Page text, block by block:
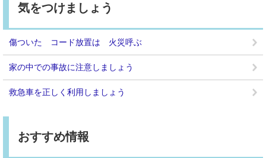
気をつけましょう
傷ついた コード放置は 火災呼ぶ
家の中での事故に注意しましょう
救急車を正しく利用しましょう
おすすめ情報